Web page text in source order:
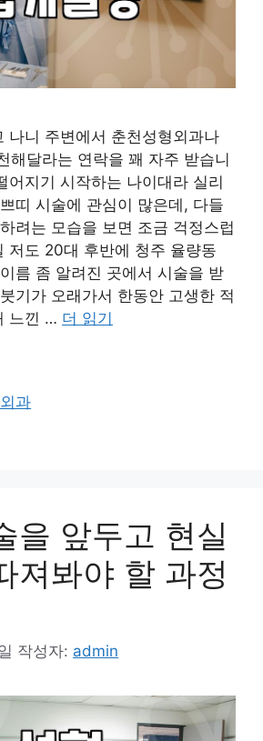
나니 주변에서 춘천성형외과나
해달라는 연락을 꽤 자주 받습니
어지기 시작하는 나이대라 실리
띠 시술에 관심이 많은데, 다들
려는 모습을 보면 조금 걱정스럽
저도 20대 후반에 청주 율량동
름 좀 알려진 곳에서 시술을 받
기가 오래가서 한동안 고생한 적
느낀 … 더 읽기
과
을 앞두고 현실
져봐야 할 과정
작성자: admin